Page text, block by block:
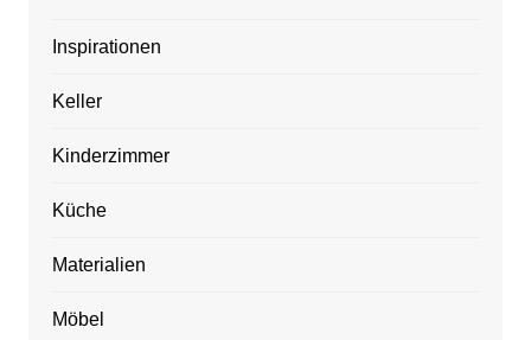
Inspirationen
Keller
Kinderzimmer
Küche
Materialien
Möbel